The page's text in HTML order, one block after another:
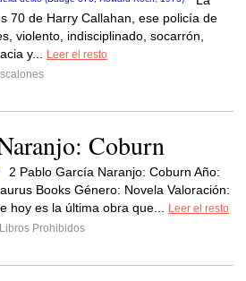
70 de Harry Callahan, ese policía de
violento, indisciplinado, socarrón,
y...
Leer el resto
Coburn
2 Pablo García Naranjo: Coburn Año:
Books Género: Novela Valoración:
hoy es la última obra que...
Leer el resto
Libros Prohibidos